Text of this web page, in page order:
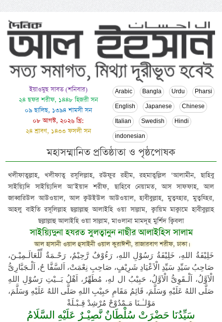
ইয়াওমুছ সাবত (শনিবার)
২৪ ছফর শরীফ, ১৪৪৮ হিজরী সন
০৯ ছালিছ, ১৩৯৪ শামসী সন
০৮ আগস্ট, ২০২৬ খ্রি:
২৪ শ্রাবণ, ১৪৩৩ ফসলী সন
Arabic Bangla Urdu Pharsi
English Japanese Chinese
Italian Swedish Hindi
indonesian
মহাসম্মানিত প্রতিষ্ঠাতা ও পৃষ্ঠপোষক
খলীফাতুল্লাহ, খলীফাতু রসূলিল্লাহ, রঊফুর রহীম, রহমাতুল্লিল ‘আলামীন, ছাহিবু
সাইয়্যিদি সাইয়্যিদিল আ’ইয়াদ শরীফ, ছাহিবে নেয়ামত, আস সাফফাহ, আল
জাব্বারিউল আউওয়াল, আল ক্বউইউল আউওয়াল, হাবীবুল্লাহ, মুত্বহ্হার, মুত্বহ্হির,
আহলু বাইতি রসূলিল্লাহ ছল্লাল্লাহু আলাইহি ওয়া সাল্লাম, ক্বায়িম মাক্বামে হাবীবুল্লাহ
ছল্লাল্লাহু আলাইহি ওয়া সাল্লাম, মাওলানা মামদূহ মুর্শিদ ক্বিবলা
সাইয়্যিদুনা হযরত সুলত্বানুন নাছীর আলাইহিস সালাম
আল হাসানী ওয়াল হুসাইনী ওয়াল কুরাঈশী, রাজারবাগ শরীফ, ঢাকা।
خَلِيْفَةُ اللهِ، خَلِيْفَةُ رَسُوْلِ اللهِ، رَءُوْفٌ رَّحِيْمٌ، رَحْـمَةٌ لِّلْعَالَـمِيْـنَ،
صَاحِبُ سَيِّدِ سَيِّدِ الْاَعْيَادِ شَرِيْفٍ، صَاحِبِ نِعْمَتْ، اَلسَّفَّا حُ، اَلْـجَبَّارِىُّ
الْاَوَّلُ، اَلْـقَوِىُّ الْاَوَّلُ، حَبِيْبُ ال لهِ، مُطَهِّرٌ، اَهْلُ بَــيْتِ رَسُوْلِ اللهِ
صَلَّى اللهُ عَلَيْهِ وَسَلَّمَ، قَائِمُ مَقَامِ حَبِيْبِ اللهِ صَلَّى اللهُ عَلَيْهِ وَسَلَّمَ،
مَوْلـٰـنَا مَـمْدُوْحْ مُرْشِدْ قِـبْـلَةْ
سَيِّدُنَا حَضْرَتْ سُلْطَانٌ نَّصِيْـرٌ عَلَيْهِ السَّلَامُ